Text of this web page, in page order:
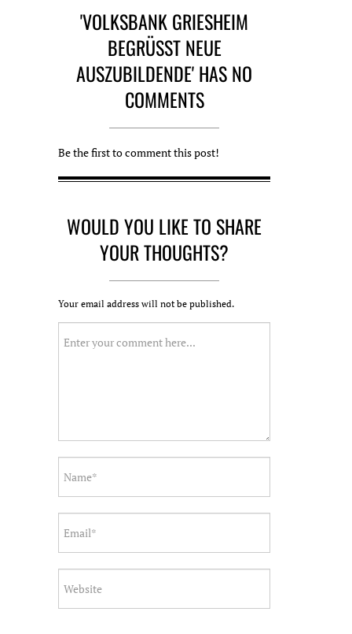
'VOLKSBANK GRIESHEIM
BEGRÜSST NEUE A
USZUBILDENDE' HAS NO C
OMMENTS
Be the first to comment this post!
WOULD YOU LIKE TO SHARE
YOUR THOUGHTS?
Your email address will not be published.